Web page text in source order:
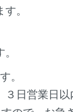
。
。
日営業日以